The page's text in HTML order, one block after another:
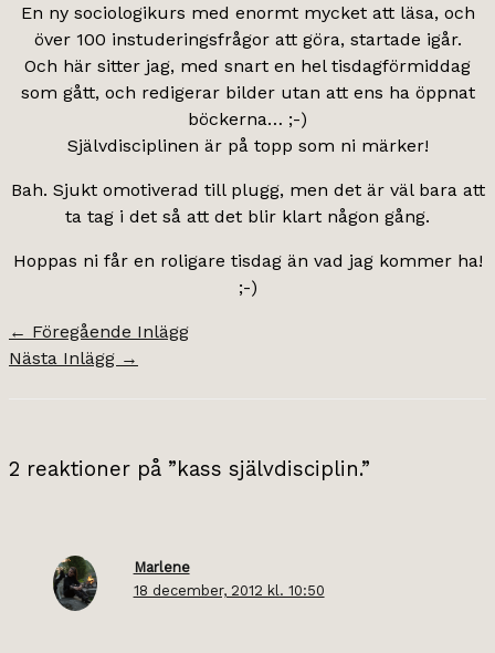
En ny sociologikurs med enormt mycket att läsa, och
över 100 instuderingsfrågor att göra, startade igår.
Och här sitter jag, med snart en hel tisdagförmiddag
som gått, och redigerar bilder utan att ens ha öppnat
böckerna… ;-)
Självdisciplinen är på topp som ni märker!
Bah. Sjukt omotiverad till plugg, men det är väl bara att
ta tag i det så att det blir klart någon gång.
Hoppas ni får en roligare tisdag än vad jag kommer ha!
;-)
← Föregående Inlägg
Nästa Inlägg →
2 reaktioner på ”kass självdisciplin.”
Marlene
18 december, 2012 kl. 10:50